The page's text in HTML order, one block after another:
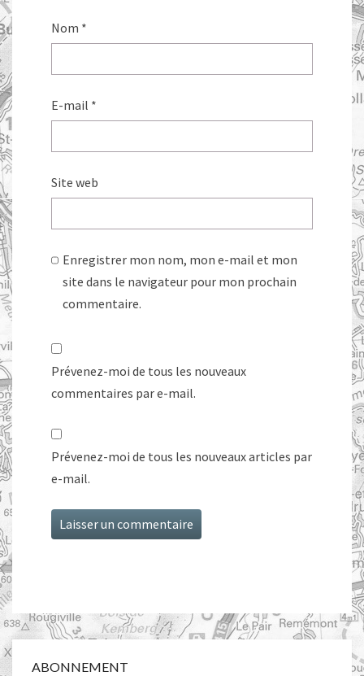
Nom *
E-mail *
Site web
Enregistrer mon nom, mon e-mail et mon
site dans le navigateur pour mon prochain
commentaire.
Prévenez-moi de tous les nouveaux
commentaires par e-mail.
Prévenez-moi de tous les nouveaux articles par
e-mail.
ABONNEMENT